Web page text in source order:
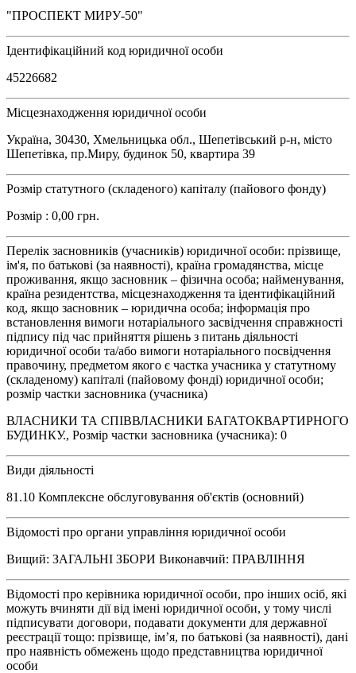
"ПРОСПЕКТ МИРУ-50"
Ідентифікаційний код юридичної особи
45226682
Місцезнаходження юридичної особи
Україна, 30430, Хмельницька обл., Шепетівський р-н, місто
Шепетівка, пр.Миру, будинок 50, квартира 39
Розмір статутного (складеного) капіталу (пайового фонду)
Розмір : 0,00 грн.
Перелік засновників (учасників) юридичної особи: прізвище,
ім'я, по батькові (за наявності), країна громадянства, місце
проживання, якщо засновник – фізична особа; найменування,
країна резидентства, місцезнаходження та ідентифікаційний
код, якщо засновник – юридична особа; інформація про
встановлення вимоги нотаріального засвідчення справжності
підпису під час прийняття рішень з питань діяльності
юридичної особи та/або вимоги нотаріального посвідчення
правочину, предметом якого є частка учасника у статутному
(складеному) капіталі (пайовому фонді) юридичної особи;
розмір частки засновника (учасника)
ВЛАСНИКИ ТА СПІВВЛАСНИКИ БАГАТОКВАРТИРНОГО
БУДИНКУ., Розмір частки засновника (учасника): 0
Види діяльності
81.10 Комплексне обслуговування об'єктів (основний)
Відомості про органи управління юридичної особи
Вищий: ЗАГАЛЬНІ ЗБОРИ Виконавчий: ПРАВЛІННЯ
Відомості про керівника юридичної особи, про інших осіб, які
можуть вчиняти дії від імені юридичної особи, у тому числі
підписувати договори, подавати документи для державної
реєстрації тощо: прізвище, ім’я, по батькові (за наявності), дані
про наявність обмежень щодо представництва юридичної
особи